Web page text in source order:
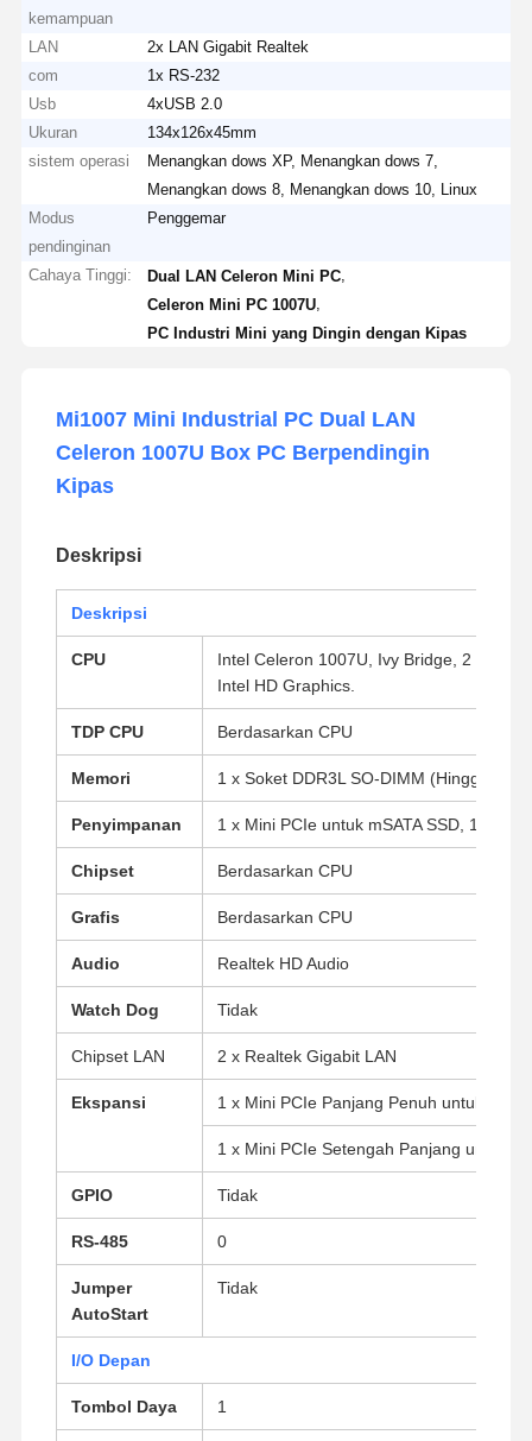
kemampuan
LAN
2x LAN Gigabit Realtek
com
1x RS-232
Usb
4xUSB 2.0
Ukuran
134x126x45mm
sistem operasi
Menangkan dows XP, Menangkan dows 7,
Menangkan dows 8, Menangkan dows 10, Linux
Modus
pendinginan
Penggemar
Cahaya Tinggi: Dual LAN Celeron Mini PC
Celeron Mini PC 1007U
PC Industri Mini yang Dingin dengan Kipas
Mi1007 Mini Industrial PC Dual LAN
Celeron 1007U Box PC Berpendingin
Kipas
Deskripsi
Deskripsi
CPU
Intel Celeron 1007U, Ivy Bridge, 2 Core,
Intel HD Graphics.
TDP CPU Berdasarkan CPU
Memori 1 x Soket DDR3L SO-DIMM (Hingga 8G,
Penyimpanan 1 x Mini PCIe untuk mSATA SSD, 1 x
Chipset Berdasarkan CPU
Grafis Berdasarkan CPU
Audio Realtek HD Audio
Watch Dog Tidak
Chipset LAN 2 x Realtek Gigabit LAN
Ekspansi 1 x Mini PCIe Panjang Penuh untuk SSD
1 x Mini PCIe Setengah Panjang untuk
GPIO Tidak
RS-485 0
Jumper
AutoStart
Tidak
I/O Depan
Tombol Daya 1